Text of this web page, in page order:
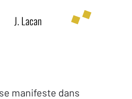
J. Lacan
manifeste dans